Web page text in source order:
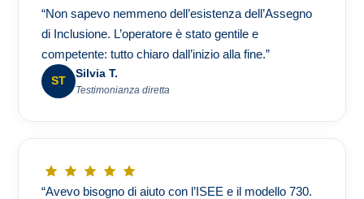
“Non sapevo nemmeno dell’esistenza dell’Assegno
di Inclusione. L’operatore è stato gentile e
competente: tutto chiaro dall’inizio alla fine.”
ST
Silvia T.
Testimonianza diretta
“Avevo bisogno di aiuto con l’ISEE e il modello 730.